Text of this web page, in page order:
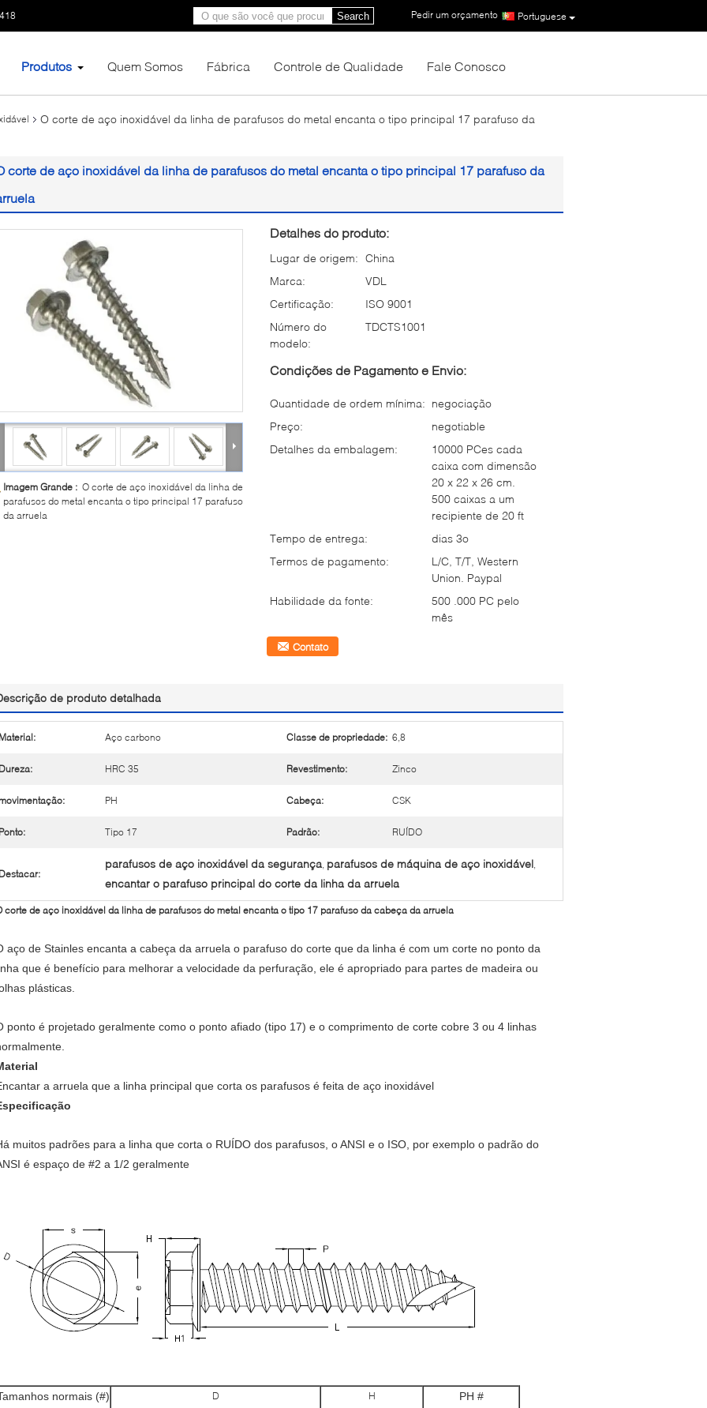
Portuguese
Pedir um orçamento |
Search
Produtos Quem Somos Fábrica Controle de Qualidade Fale Conosco
O corte de aço inoxidável da linha de parafusos do metal encanta o tipo principal 17 parafuso da
corte de aço inoxidável da linha de parafusos do metal encanta o tipo principal 17 parafuso da
Imagem Grande : O corte de aço inoxidável da linha de
parafusos do metal encanta o tipo principal 17 parafuso
da arruela
Detalhes do produto:
Lugar de origem: China
Marca:
VDL
Certificação:
ISO 9001
Número do
modelo:
TDCTS1001
Condições de Pagamento e Envio:
Quantidade de ordem mínima: negociação
Preço:
negotiable
Detalhes da embalagem:
10000 PCes cada
caixa com dimensão
20 x 22 x 26 cm.
500 caixas a um
recipiente de 20 ft
Tempo de entrega:
dias 3o
Termos de pagamento:
L/C, T/T, Western
Union. Paypal
Habilidade da fonte:
500 .000 PC pelo
mês
Contato
de produto detalhada
Aço carbono Classe de propriedade: 6,8
HRC 35 Revestimento: Zinco
PH Cabeça: CSK
Tipo 17 Padrão: RUÍDO
parafusos de aço inoxidável da segurança, parafusos de máquina de aço inoxidável,
encantar o parafuso principal do corte da linha da arruela
corte de aço inoxidável da linha de parafusos do metal encanta o tipo 17 parafuso da cabeça da arruela
aço de Stainles encanta a cabeça da arruela o parafuso do corte que da linha é com um corte no ponto da
que é benefício para melhorar a velocidade da perfuração, ele é apropriado para partes de madeira ou
plásticas.
ponto é projetado geralmente como o ponto afiado (tipo 17) e o comprimento de corte cobre 3 ou 4 linhas
a arruela que a linha principal que corta os parafusos é feita de aço inoxidável
muitos padrões para a linha que corta o RUÍDO dos parafusos, o ANSI e o ISO, por exemplo o padrão do
é espaço de #2 a 1/2 geralmente
normais (#) D H PH #